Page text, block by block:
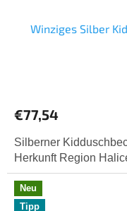
Winziges Silber
€77,54
Silberner
Herkunft Region
Neu
Tipp